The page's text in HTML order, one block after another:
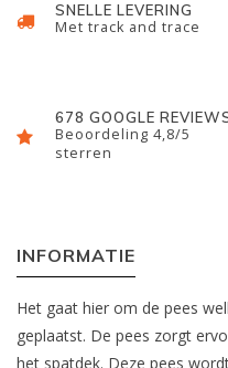
SNELLE LEVERING
Met track and trace
678 GOOGLE
Beoordeling 4,8/5
sterren
INFORMATIE
Het gaat hier om de pees
geplaatst. De pees zorgt
het spatdek. Deze pees